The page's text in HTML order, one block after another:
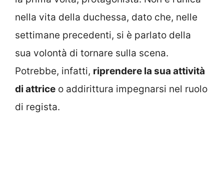
nella vita della duchessa, dato che, nelle
settimane precedenti, si è parlato della
sua volontà di tornare sulla scena.
Potrebbe, infatti, riprendere la sua attività
di attrice o addirittura impegnarsi nel ruolo
di regista.